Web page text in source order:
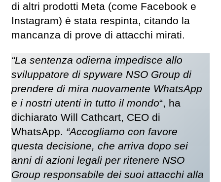
di altri prodotti Meta (come Facebook e
Instagram) è stata respinta, citando la
mancanza di prove di attacchi mirati.
“La sentenza odierna impedisce allo
sviluppatore di spyware NSO Group di
prendere di mira nuovamente WhatsApp
e i nostri utenti in tutto il mondo“, ha
dichiarato Will Cathcart, CEO di
WhatsApp. “Accogliamo con favore
questa decisione, che arriva dopo sei
anni di azioni legali per ritenere NSO
Group responsabile dei suoi attacchi alla